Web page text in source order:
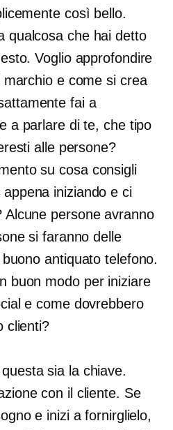
così bello.
qualcosa che hai detto
Voglio approfondire
e come si crea
fai a
a parlare di te, che tipo
alle persone?
su cosa consigli
iniziando e ci
persone avranno
si faranno delle
buonoantiquato telefono.
buon modo per iniziare
e come dovrebbero
clienti?
sia la chiave.
con il cliente. Se
e inizi a fornirglielo,